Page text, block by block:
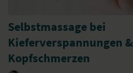
Selbstmassage bei
Kieferverspannungen &
Kopfschmerzen